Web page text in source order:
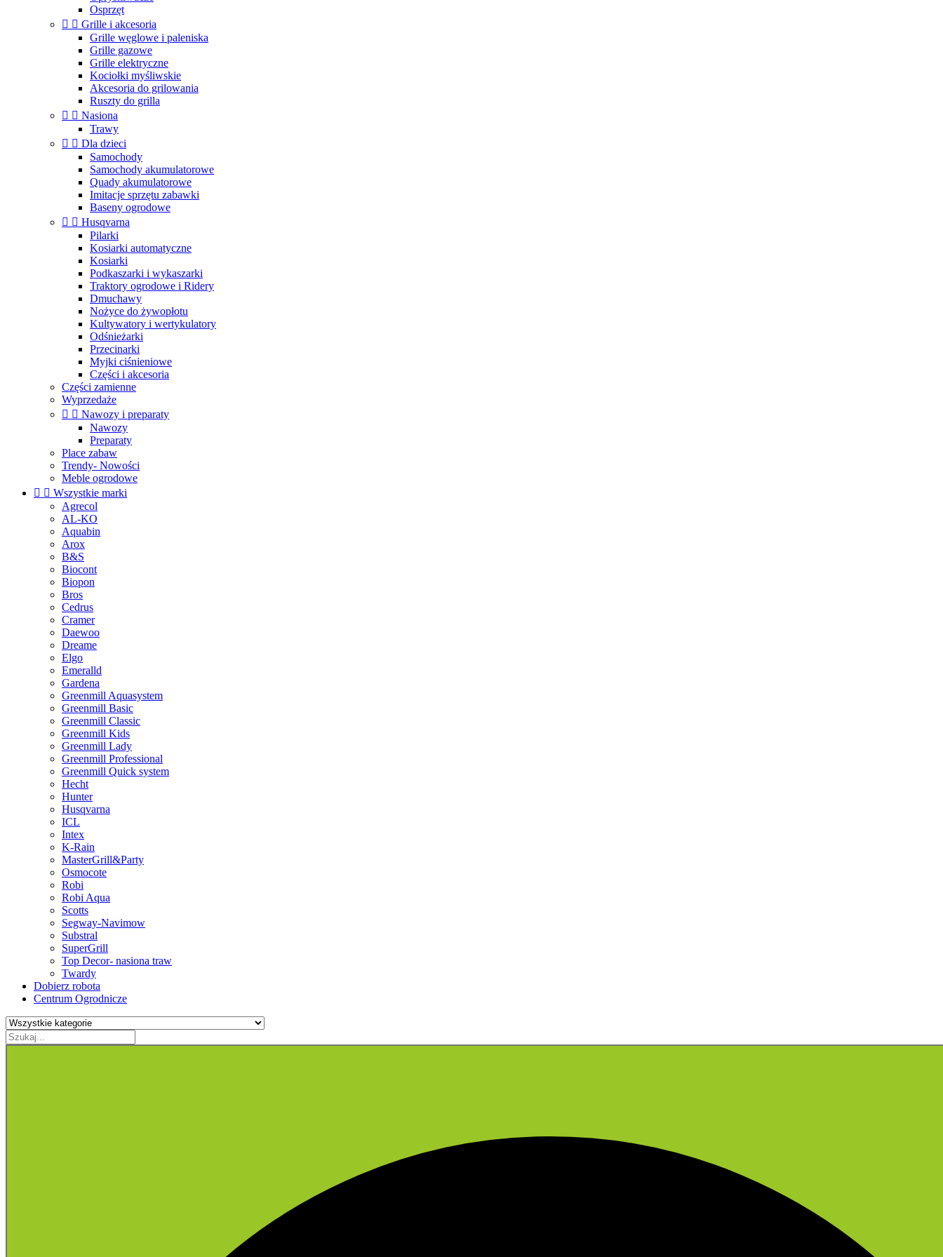
Osprzęt
  Grille i akcesoria
Grille węglowe i paleniska
Grille gazowe
Grille elektryczne
Kociołki myśliwskie
Akcesoria do grilowania
Ruszty do grilla
  Nasiona
Trawy
  Dla dzieci
Samochody
Samochody akumulatorowe
Quady akumulatorowe
Imitacje sprzętu zabawki
Baseny ogrodowe
  Husqvarna
Pilarki
Kosiarki automatyczne
Kosiarki
Podkaszarki i wykaszarki
Traktory ogrodowe i Ridery
Dmuchawy
Nożyce do żywopłotu
Kultywatory i wertykulatory
Odśnieżarki
Przecinarki
Myjki ciśnieniowe
Części i akcesoria
Części zamienne
Wyprzedaże
  Nawozy i preparaty
Nawozy
Preparaty
Place zabaw
Trendy- Nowości
Meble ogrodowe
  Wszystkie marki
Agrecol
AL-KO
Aquabin
Arox
B&S
Biocont
Biopon
Bros
Cedrus
Cramer
Daewoo
Dreame
Elgo
Emeralld
Gardena
Greenmill Aquasystem
Greenmill Basic
Greenmill Classic
Greenmill Kids
Greenmill Lady
Greenmill Professional
Greenmill Quick system
Hecht
Hunter
Husqvarna
ICL
Intex
K-Rain
MasterGrill&Party
Osmocote
Robi
Robi Aqua
Scotts
Segway-Navimow
Substral
SuperGrill
Top Decor- nasiona traw
Twardy
Dobierz robota
Centrum Ogrodnicze